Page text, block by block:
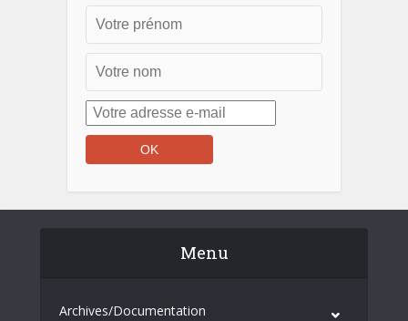
Menu
Archives/Documentation